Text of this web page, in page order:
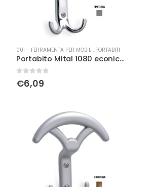
001 - FERRAMENTA PER MOBILI, PORTABITI
Portabito Mital 1080 econichel
Su 5
€6,09